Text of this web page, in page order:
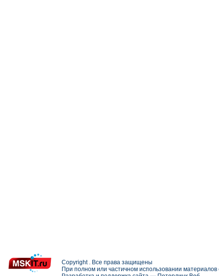
Copyright . Все права защищены
При полном или частичном использовании